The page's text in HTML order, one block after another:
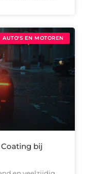
AUTO'S EN MOTOREN
bij